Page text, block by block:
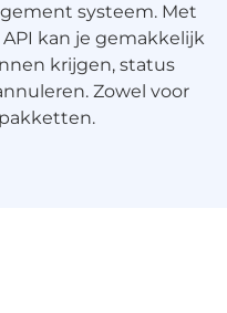
systeem. Met
kan je gemakkelijk
krijgen, status
Zowel voor